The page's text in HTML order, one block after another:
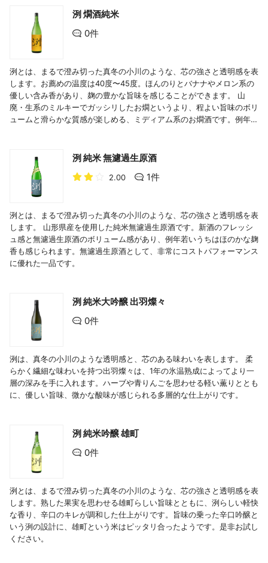
洌 燗酒純米
0件
洌とは、まるで澄み切った真冬の小川のような、芯の強さと透明感を表
します。お薦めの温度は40度〜45度。ほんのりとバナナやメロン系の
優しい含み香があり、麹の豊かな旨味を感じることができます。 山
廃・生系のミルキーでガッシリしたお燗というより、程よい旨味のボリ
ュームと滑らかな質感が楽しめる、ミディアム系のお燗酒です。例年お
洌 純米 無濾過生原酒
2.00 1件
洌とは、まるで澄み切った真冬の小川のような、芯の強さと透明感を表
します。 山形県産を使用した純米無濾過生原酒です。新酒のフレッシ
ュ感と無濾過生原酒のボリューム感があり、例年若いうちはほのかな麹
香も感じられます。無濾過生原酒として、非常にコストパフォーマンス
に優れた一品です。
洌 純米大吟醸 出羽燦々
0件
洌は、真冬の小川のような透明感と、芯のある味わいを表します。 柔
らかく繊細な味わいを持つ出羽燦々は、1年の氷温熟成によってより一
層の深みを手に入れます。ハーブや青りんごを思わせる軽い薫りととも
に、優しい旨味、微かな酸味が感じられる多層的な仕上がりです。
洌 純米吟醸 雄町
0件
洌とは、まるで澄み切った真冬の小川のような、芯の強さと透明感を表
します。熟した果実を思わせる雄町らしい旨味とともに、洌らしい軽快
な香り、辛口のキレが調和した仕上がりです。旨味の乗った辛口吟醸と
いう洌の設計に、雄町という米はピッタリ合ったようです。是非お試し
ください。